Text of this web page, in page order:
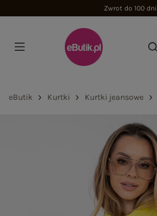
Zwrot do 100 dni
eButik Kurtki Kurtki jeansowe